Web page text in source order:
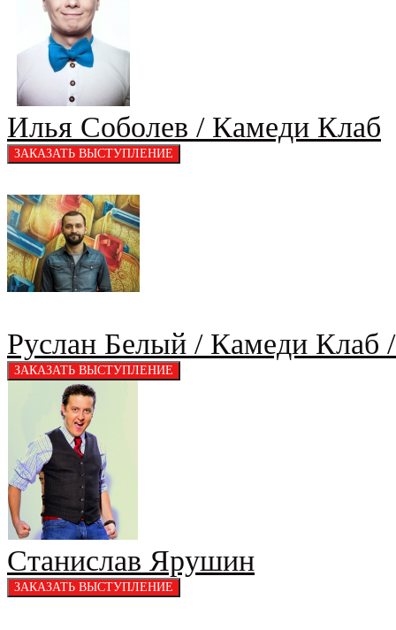
Илья Соболев / Камеди Клаб
Руслан Белый / Камеди Клаб
Станислав Ярушин